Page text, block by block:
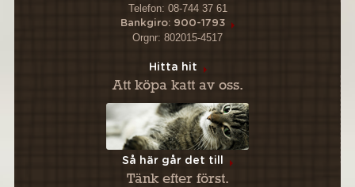
Telefon: 08-744 37 61
Bankgiro: 900-1793
Orgnr: 802015-4517
Hitta hit
Att köpa katt av oss.
Så här går det till
Tänk efter först.